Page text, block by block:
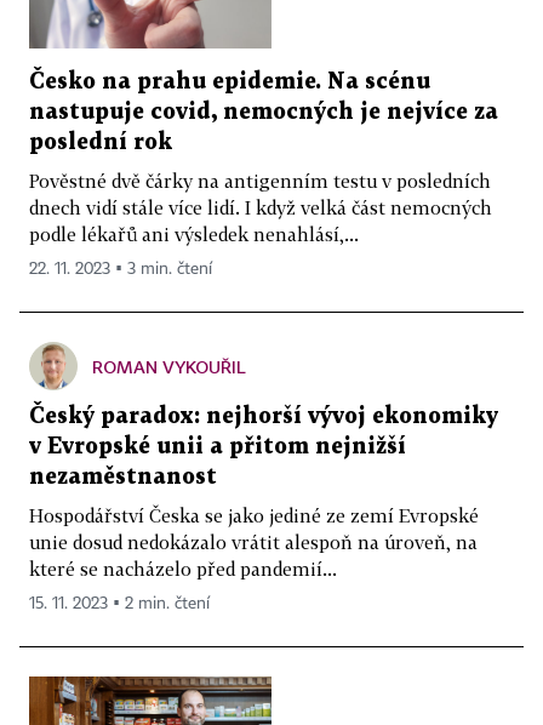
Česko na prahu epidemie. Na scénu
nastupuje covid, nemocných je nejvíce za
poslední rok
Pověstné dvě čárky na antigenním testu v posledních
dnech vidí stále více lidí. I když velká část nemocných
podle lékařů ani výsledek nenahlásí,...
22. 11. 2023 ▪ 3 min. čtení
ROMAN VYKOUŘIL
Český paradox: nejhorší vývoj ekonomiky
v Evropské unii a přitom nejnižší
nezaměstnanost
Hospodářství Česka se jako jediné ze zemí Evropské
unie dosud nedokázalo vrátit alespoň na úroveň, na
které se nacházelo před pandemií...
15. 11. 2023 ▪ 2 min. čtení